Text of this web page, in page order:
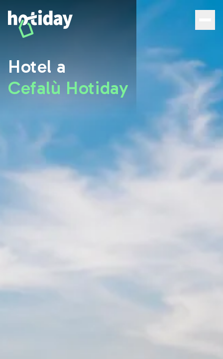
Hotel a
Cefalù Hotiday
Hotel a Cefalù: scopri le migliori camere con Hotiday -